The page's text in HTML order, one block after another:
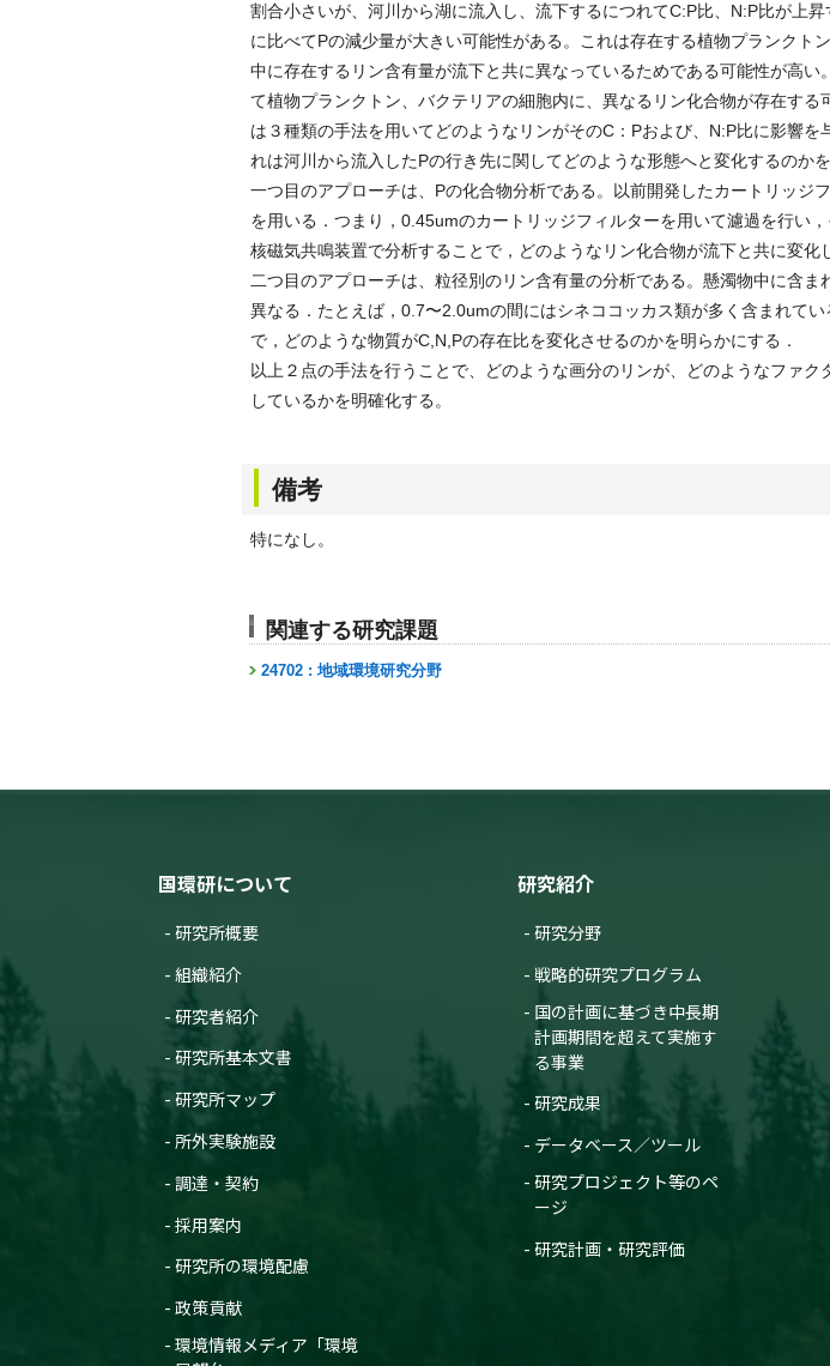
割合小さいが、河川から湖に流入し、流下するにつれてC:P比、N:P比が上
に比べてPの減少量が大きい可能性がある。これは存在する植物プランクト
中に存在するリン含有量が流下と共に異なっているためである可能性が高い
て植物プランクトン、バクテリアの細胞内に、異なるリン化合物が存在する
は３種類の手法を用いてどのようなリンがそのC：Pおよび、N:P比に影響を
れは河川から流入したPの行き先に関してどのような形態へと変化するのか
一つ目のアプローチは、Pの化合物分析である。以前開発したカートリッジ
を用いる．つまり，0.45umのカートリッジフィルターを用いて濾過を行い
核磁気共鳴装置で分析することで，どのようなリン化合物が流下と共に変化
二つ目のアプローチは、粒径別のリン含有量の分析である。懸濁物中に含ま
異なる．たとえば，0.7〜2.0umの間にはシネココッカス類が多く含まれて
で，どのような物質がC,N,Pの存在比を変化させるのかを明らかにする．
以上２点の手法を行うことで、どのような画分のリンが、どのようなファク
しているかを明確化する。
備考
特になし。
関連する研究課題
24702 : 地域環境研究分野
国環研について
研究所概要
組織紹介
研究者紹介
研究所基本文書
研究所マップ
所外実験施設
調達・契約
採用案内
研究所の環境配慮
政策貢献
環境情報メディア「環境
研究紹介
研究分野
戦略的研究プログラム
国の計画に基づき中長期
計画期間を超えて実施す
る事業
研究成果
データベース／ツール
研究プロジェクト等のペ
ージ
研究計画・研究評価